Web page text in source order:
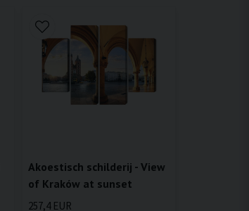
Akoestisch schilderij - View
of Kraków at sunset
257,4 EUR